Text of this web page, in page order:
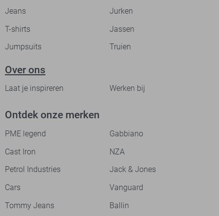
Jeans
Jurken
T-shirts
Jassen
Jumpsuits
Truien
Over ons
Laat je inspireren Werken bij
Ontdek onze merken
PME legend
Gabbiano
Cast Iron
NZA
Petrol Industries
Jack & Jones
Cars
Vanguard
Tommy Jeans
Ballin